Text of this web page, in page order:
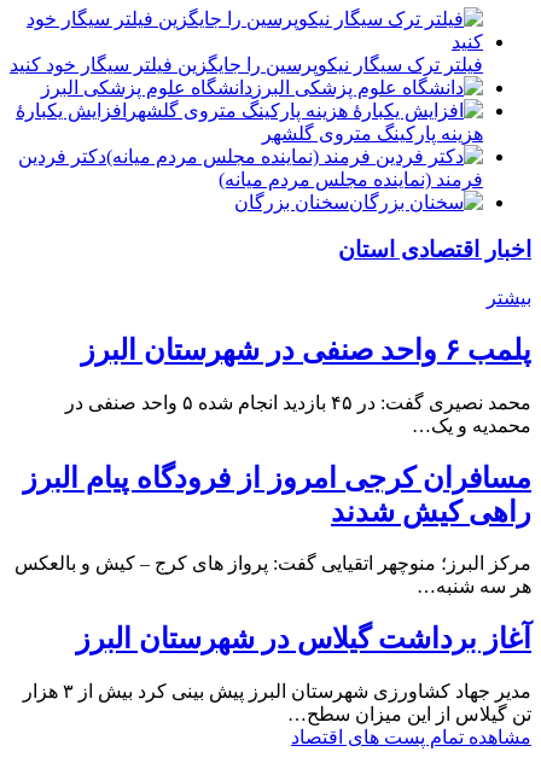
فیلتر ترک سیگار نیکوپرسین را جایگزین فیلتر سیگار خود کنید
دانشگاه علوم پزشکی البرز
افزایش یکبارۀ
هزینه پارکینگ متروی گلشهر
دكتر فردين
فرمند (نماينده مجلس مردم میانه)
سخنان بزرگان
اخبار اقتصادی استان
بیشتر
پلمب ۶ واحد صنفی در شهرستان البرز
محمد نصیری گفت: در ۴۵ بازدید انجام شده ۵ واحد صنفی در
محمدیه و یک…
مسافران کرجی امروز از فرودگاه پیام البرز
راهی کیش شدند
مرکز البرز؛ منوچهر اتقیایی گفت: پرواز های کرج – کیش و بالعکس
هر سه شنبه…
آغاز برداشت گیلاس در شهرستان البرز
مدیر جهاد کشاورزی شهرستان البرز پیش بینی کرد بیش از ۳ هزار
تن گیلاس از این میزان سطح…
مشاهده تمام پست های اقتصاد